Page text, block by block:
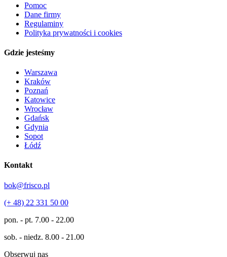
Pomoc
Dane firmy
Regulaminy
Polityka prywatności i cookies
Gdzie jesteśmy
Warszawa
Kraków
Poznań
Katowice
Wrocław
Gdańsk
Gdynia
Sopot
Łódź
Kontakt
bok@frisco.pl
(+ 48) 22 331 50 00
pon. - pt. 7.00 - 22.00
sob. - niedz. 8.00 - 21.00
Obserwuj nas